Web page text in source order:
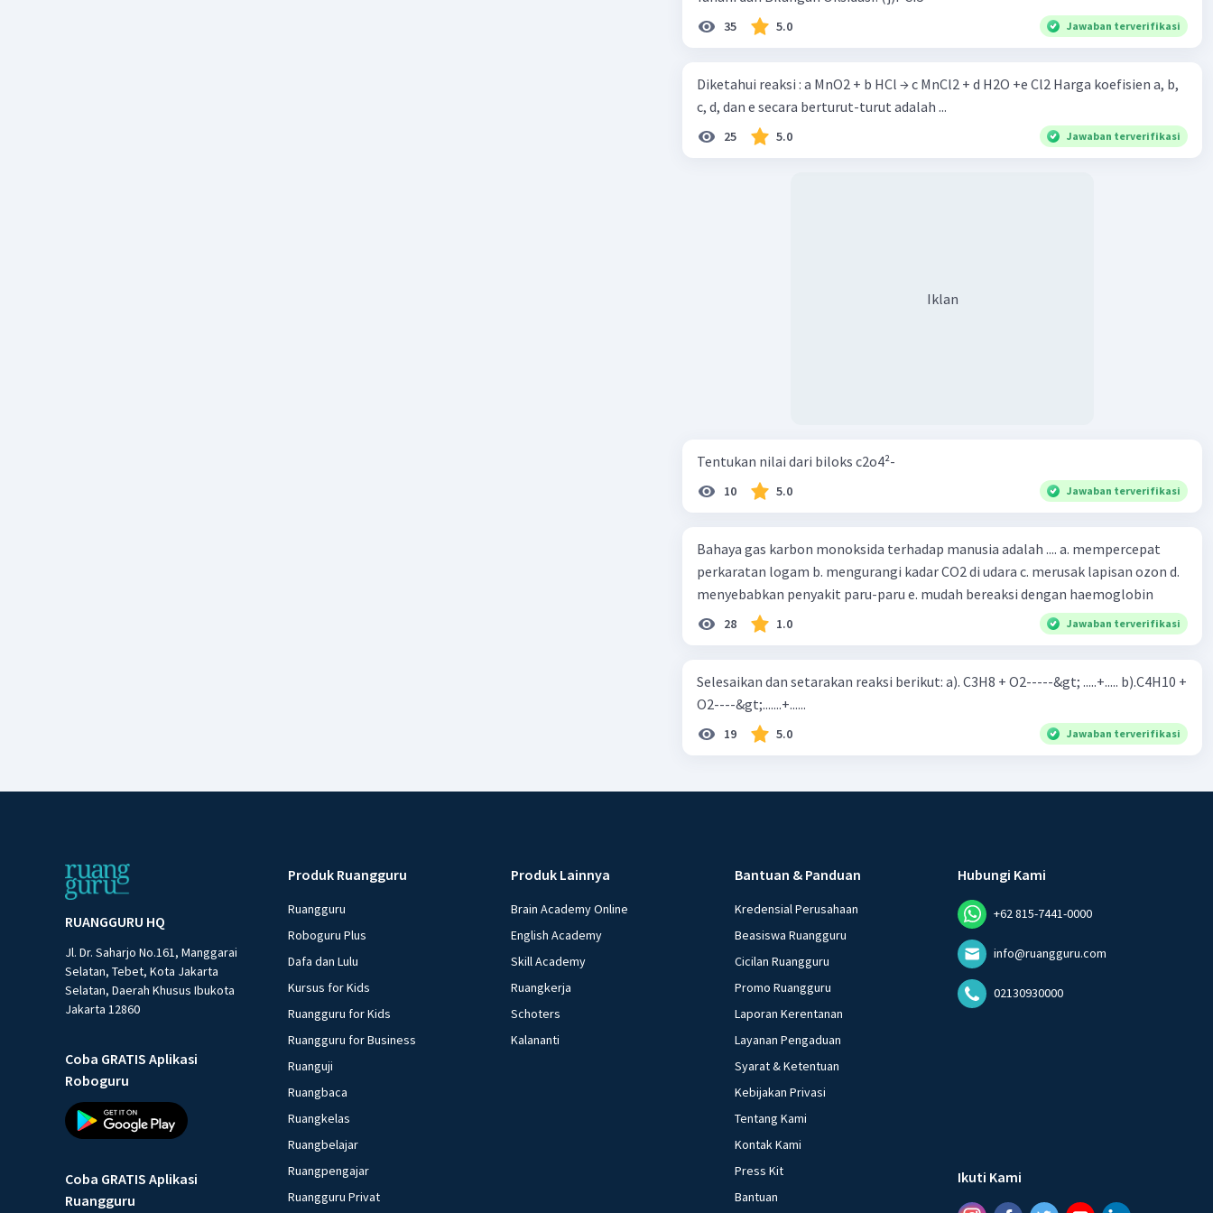
35 5.0 Jawaban terverifikasi
Diketahui reaksi : a MnO2 + b HCl → c MnCl2 + d H2O +e Cl2 Harga koefisien a, b,
c, d, dan e secara berturut-turut adalah ...
25 5.0 Jawaban terverifikasi
Iklan
Tentukan nilai dari biloks c2o4²-
10 5.0 Jawaban terverifikasi
Bahaya gas karbon monoksida terhadap manusia adalah .... a. mempercepat
perkaratan logam b. mengurangi kadar CO2 di udara c. merusak lapisan ozon d.
menyebabkan penyakit paru-paru e. mudah bereaksi dengan haemoglobin
28 1.0 Jawaban terverifikasi
Selesaikan dan setarakan reaksi berikut: a). C3H8 + O2-----&gt; .....+..... b).C4H10 +
O2----&gt;.......+......
19 5.0 Jawaban terverifikasi
RUANGGURU HQ
Jl. Dr. Saharjo No.161, Manggarai
Selatan, Tebet, Kota Jakarta
Selatan, Daerah Khusus Ibukota
Jakarta 12860
Coba GRATIS Aplikasi
Roboguru
Coba GRATIS Aplikasi
Ruangguru
Produk Ruangguru
Ruangguru
Roboguru Plus
Dafa dan Lulu
Kursus for Kids
Ruangguru for Kids
Ruangguru for Business
Ruanguji
Ruangbaca
Ruangkelas
Ruangbelajar
Ruangpengajar
Ruangguru Privat
Produk Lainnya
Brain Academy Online
English Academy
Skill Academy
Ruangkerja
Schoters
Kalananti
Bantuan & Panduan
Kredensial Perusahaan
Beasiswa Ruangguru
Cicilan Ruangguru
Promo Ruangguru
Laporan Kerentanan
Layanan Pengaduan
Syarat & Ketentuan
Kebijakan Privasi
Tentang Kami
Kontak Kami
Press Kit
Bantuan
Hubungi Kami
+62 815-7441-0000
info@ruangguru.com
02130930000
Ikuti Kami